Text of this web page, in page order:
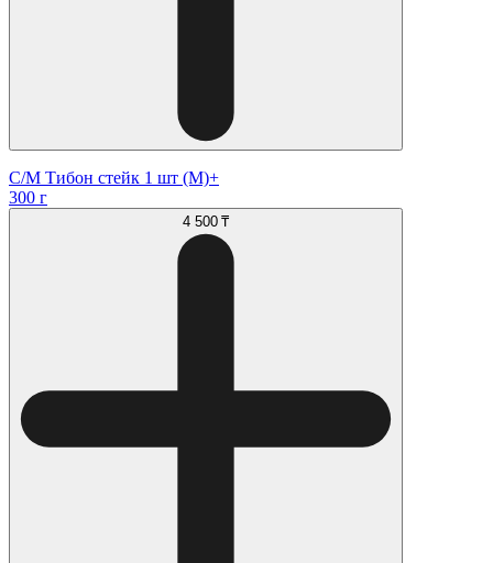
С/М Тибон стейк 1 шт (М)+
300 г
4 500 ₸